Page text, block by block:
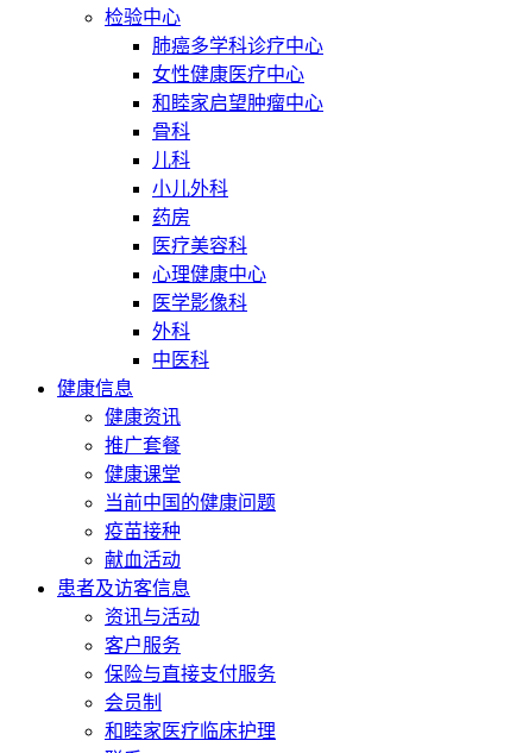
检验中心
肺癌多学科诊疗中心
女性健康医疗中心
和睦家启望肿瘤中心
骨科
儿科
小儿外科
药房
医疗美容科
心理健康中心
医学影像科
外科
中医科
健康信息
健康资讯
推广套餐
健康课堂
当前中国的健康问题
疫苗接种
献血活动
患者及访客信息
资讯与活动
客户服务
保险与直接支付服务
会员制
和睦家医疗临床护理